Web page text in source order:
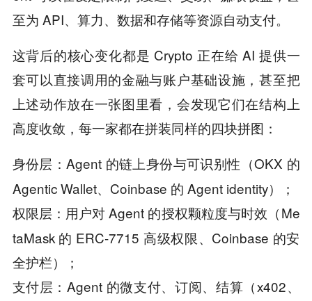
至为 API、算力、数据和存储等资源自动支付。
这背后的核心变化都是 Crypto 正在给 AI 提供一
套可以直接调用的金融与账户基础设施，甚至把
上述动作放在一张图里看，会发现它们在结构上
高度收敛，每一家都在拼装同样的四块拼图：
身份层：Agent 的链上身份与可识别性（OKX 的
Agentic Wallet、Coinbase 的 Agent identity）；
权限层： 用户对 Agent 的授权颗粒度与时效（Me
taMask 的 ERC-7715 高级权限、Coinbase 的安
全护栏）；
支付层：Agent 的微支付、订阅、结算（x402、